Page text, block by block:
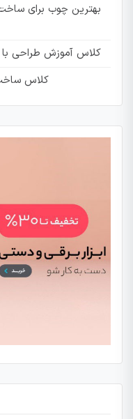
بهترین چوب برای
کلاس آموزش طراحی با
کلاس ساخت